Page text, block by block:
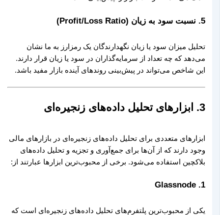
5. نسبت سود به زیان (Profit/Loss Ratio)
تحلیل میزان سود یا زیان نگهدارندگان یک رمزارز به ما نشان
می‌دهد که چه تعداد از سرمایه‌گذاران در سود یا زیان قرار دارند.
این شاخص می‌تواند در پیش‌بینی روندهای آینده بازار مفید باشد.
3. ابزارهای تحلیل داده‌های زنجیره‌ای
ابزارهای متعددی برای تحلیل داده‌های زنجیره‌ای در بازارهای مالی
وجود دارند که از آن‌ها برای جمع‌آوری و تجزیه و تحلیل داده‌های
بلاکچین استفاده می‌شود. برخی از محبوب‌ترین ابزارها عبارتند از:
1.
Glassnode
یکی از محبوب‌ترین پلتفرم‌های تحلیل داده‌های زنجیره‌ای است که